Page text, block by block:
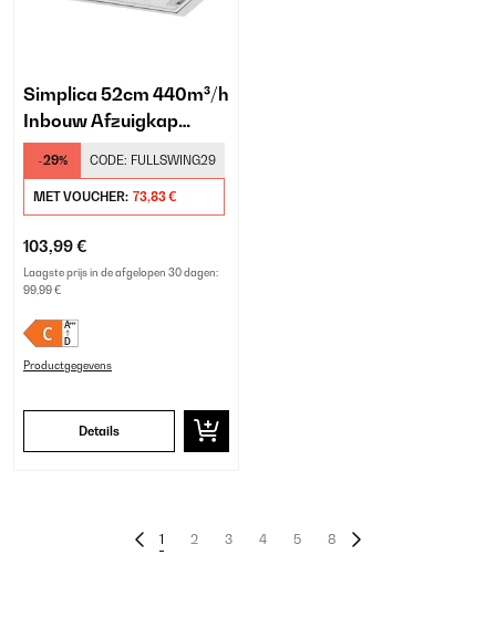
Simplica 52cm 440m³/h
Inbouw Afzuigkap
Zilver
-29% CODE: FULLSWING29
MET VOUCHER: 73,83 €
103,99 €
Laagste prijs in de afgelopen 30 dagen:
99,99 €
Productgegevens
Details
1 2 3 4 5 8